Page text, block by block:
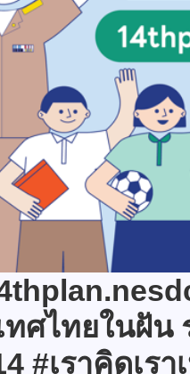
เทศไทยในฝัน
#เราคิดเร